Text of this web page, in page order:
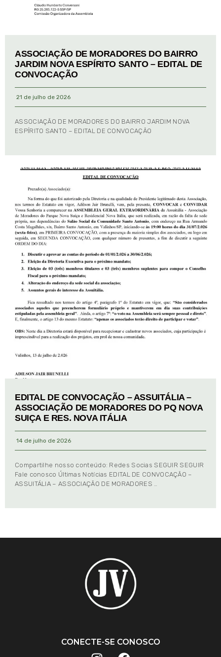
ASSOCIAÇÃO DE MORADORES DO BAIRRO
JARDIM NOVA ESPÍRITO SANTO – EDITAL DE
CONVOCAÇÃO
21 de julho de 2026
ASSOCIAÇÃO DE MORADORES DO BAIRRO JARDIM NOVA
ESPÍRITO SANTO – EDITAL DE CONVOCAÇÃO
EDITAL DE CONVOCAÇÃO – ASSUITÁLIA –
ASSOCIAÇÃO DE MORADORES DO PQ NOVA
SUIÇA E RES. NOVA ITÁLIA
14 de julho de 2026
Compartilhe nosso conteúdo: Redes Socias SEGUIR SEGUIR
Fale conosco Últimas Notícias EDITAL DE CONVOCAÇÃO –
ASSUITÁLIA – ASSOCIAÇÃO DE MORADORES …
CONECTE-SE CONOSCO